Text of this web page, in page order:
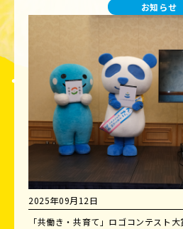
お知らせ
2025年09月12日
「共働き・共育て」ロゴコンテスト